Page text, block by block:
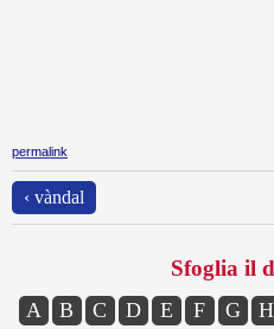
permalink
‹ vàndal
Sfoglia il
A B C D E F G H